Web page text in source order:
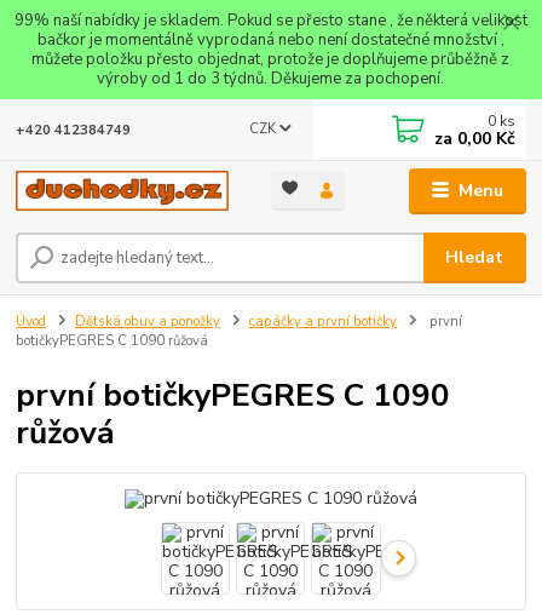
99% naší nabídky je skladem. Pokud se přesto stane , že některá velikost
bačkor je momentálně vyprodaná nebo není dostatečné množství ,
můžete položku přesto objednat, protože je doplňujeme průběžně z
výroby od 1 do 3 týdnů. Děkujeme za pochopení.
Menu
CZK
Hledat
+420 412384749 0 ks
za 0,00 Kč
Úvod Dětská obuv a ponožky capáčky a první botičky
první
botičkyPEGRES C 1090 růžová
první botičkyPEGRES C 1090
růžová